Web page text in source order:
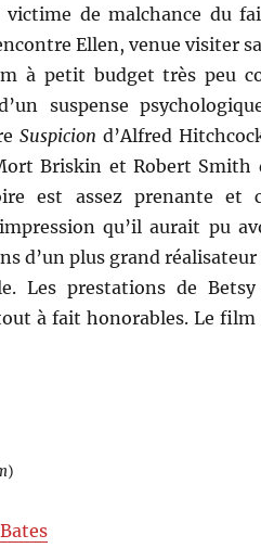
de malchance du
Ellen, venue visiter
à petit budget très peu
suspense
Suspicion d’Alfred
Briskin et Robert Smith
est assez prenante et
qu’il aurait pu
d’un plus grand réalisateur
Les prestations de
à fait honorables. Le film
)